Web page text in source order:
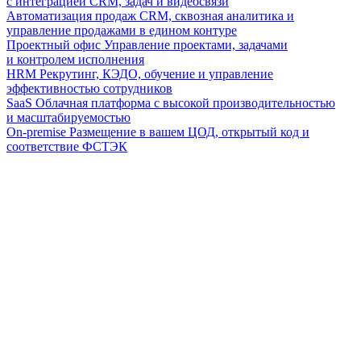
Автоматизация продаж CRM, сквозная аналитика и
управление продажами в едином контуре
Проектный офис Управление проектами, задачами
и контролем исполнения
HRM Рекрутинг, КЭДО, обучение и управление
эффективностью сотрудников
SaaS Облачная платформа с высокой производительностью
и масштабируемостью
On-premise Размещение в вашем ЦОД, открытый код и
соответствие ФСТЭК